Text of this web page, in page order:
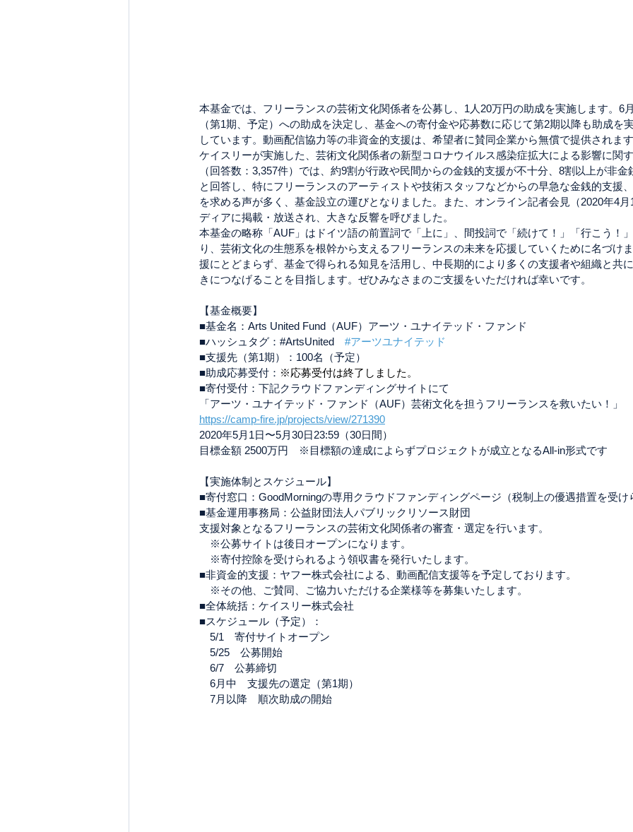
本基金では、フリーランスの芸術文化関係者を公募し、1人20万円の助成を実施します。6
（第1期、予定）への助成を決定し、基金への寄付金や応募数に応じて第2期以降も助成を
しています。動画配信協力等の非資金的支援は、希望者に賛同企業から無償で提供されます
ケイスリーが実施した、芸術文化関係者の新型コロナウイルス感染症拡大による影響に関
（回答数：3,357件）では、約9割が行政や民間からの金銭的支援が不十分、8割以上が非
と回答し、特にフリーランスのアーティストや技術スタッフなどからの早急な金銭的支援
を求める声が多く、基金設立の運びとなりました。また、オンライン記者会見（2020年4月
ディアに掲載・放送され、大きな反響を呼びました。
本基金の略称「AUF」はドイツ語の前置詞で「上に」、間投詞で「続けて！」「行こう！
り、芸術文化の生態系を根幹から支えるフリーランスの未来を応援していくために名づけ
援にとどまらず、基金で得られる知見を活用し、中長期的により多くの支援者や組織と共
きにつなげることを目指します。ぜひみなさまのご支援をいただければ幸いです。
【基金概要】
■基金名：Arts United Fund（AUF）アーツ・ユナイテッド・ファンド
■ハッシュタグ：#ArtsUnited #アーツユナイテッド
■支援先（第1期）：100名（予定）
■助成応募受付： ※応募受付は終了しました。
■寄付受付：下記クラウドファンディングサイトにて
「アーツ・ユナイテッド・ファンド（AUF）芸術文化を担うフリーランスを救いたい！」
https://camp-fire.jp/projects/view/271390
2020年5月1日〜5月30日23:59（30日間）
目標金額 2500万円　※目標額の達成によらずプロジェクトが成立となるAll-in形式です
【実施体制とスケジュール】
■寄付窓口：GoodMorningの専用クラウドファンディングページ（税制上の優遇措置を受け
■基金運用事務局：公益財団法人パブリックリソース財団
支援対象となるフリーランスの芸術文化関係者の審査・選定を行います。
※公募サイトは後日オープンになります。
※寄付控除を受けられるよう領収書を発行いたします。
■非資金的支援：ヤフー株式会社による、動画配信支援等を予定しております。
※その他、ご賛同、ご協力いただける企業様等を募集いたします。
■全体統括：ケイスリー株式会社
■スケジュール（予定）：
5/1　寄付サイトオープン
5/25　公募開始
6/7　公募締切
6月中　支援先の選定（第1期）
7月以降　順次助成の開始